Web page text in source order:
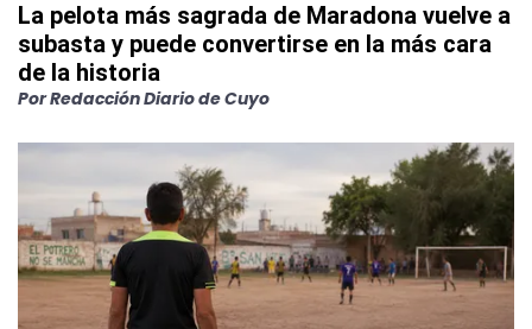
La pelota más sagrada de Maradona vuelve a
subasta y puede convertirse en la más cara
de la historia
PorRedacción Diario de Cuyo